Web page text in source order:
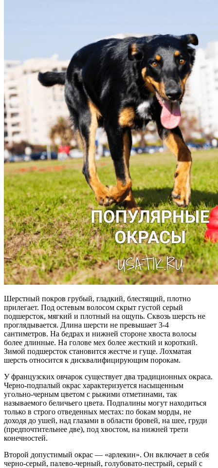
Шерстный покров грубый, гладкий, блестящий, плотно
прилегает. Под остевым волосом скрыт густой серый
подшерсток, мягкий и плотный на ощупь. Сквозь шерсть не
проглядывается. Длина шерсти не превышает 3-4
сантиметров. На бедрах и нижней стороне хвоста волосы
более длинные. На голове мех более жесткий и короткий.
Зимой подшерсток становится жестче и гуще. Лохматая
шерсть относится к дисквалифицирующим порокам.
У французских овчарок существует два традиционных окраса.
Черно-подпалый окрас характеризуется насыщенным
угольно-черным цветом с рыжими отметинами, так
называемого беличьего цвета. Подпалины могут находиться
только в строго отведенных местах: по бокам морды, не
доходя до ушей, над глазами в области бровей, на шее, груди
(предпочтительнее две), под хвостом, на нижней трети
конечностей.
Второй допустимый окрас — «арлекин». Он включает в себя
черно-серый, палево-черный, голубовато-пестрый, серый с